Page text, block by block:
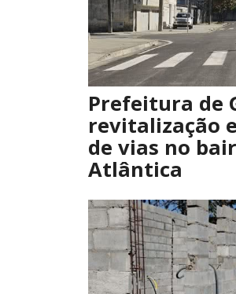
Prefeitura de
revitalização
de vias no
Atlântica